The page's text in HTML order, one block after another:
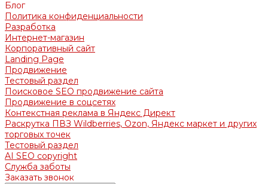
Блог
Политика конфиденциальности
Разработка
Интернет-магазин
Корпоративный сайт
Landing Page
Продвижение
Тестовый раздел
Поисковое SEO продвижение сайта
Продвижение в соцсетях
Контекстная реклама в Яндекс Директ
Раскрутка ПВЗ Wildberries, Ozon, Яндекс маркет и других
торговых точек
Тестовый раздел
AI SEO copyright
Служба заботы
Заказать звонок